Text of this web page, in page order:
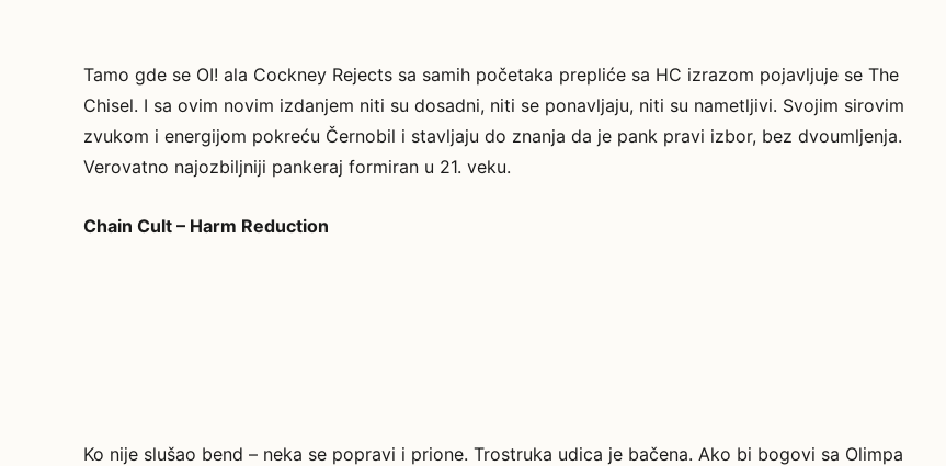
Tamo gde se OI! ala Cockney Rejects sa samih početaka prepliće sa HC izrazom pojavljuje se The
Chisel. I sa ovim novim izdanjem niti su dosadni, niti se ponavljaju, niti su nametljivi. Svojim sirovim
zvukom i energijom pokreću Černobil i stavljaju do znanja da je pank pravi izbor, bez dvoumljenja.
Verovatno najozbiljniji pankeraj formiran u 21. veku.
Chain Cult – Harm Reduction
Ko nije slušao bend – neka se popravi i prione. Trostruka udica je bačena. Ako bi bogovi sa Olimpa